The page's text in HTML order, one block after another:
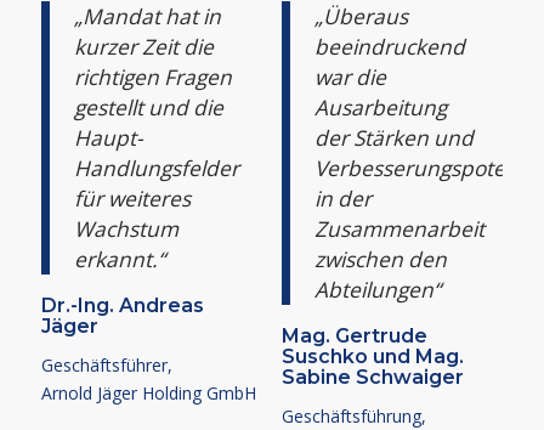
„Mandat hat in
kurzer Zeit die
richtigen Fragen
gestellt und die
Haupt-
Handlungsfelder
für weiteres
Wachstum
erkannt.“
Dr.-Ing. Andreas
Jäger
Geschäftsführer,
Arnold Jäger Holding GmbH
„Überaus
beeindruckend
war die
Ausarbeitung
der Stärken und
in der
Zusammenarbeit
zwischen den
Abteilungen“
Mag. Gertrude
Suschko und Mag.
Sabine Schwaiger
Geschäftsführung,